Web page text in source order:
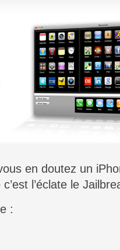
en doutez un
l’éclate le
: